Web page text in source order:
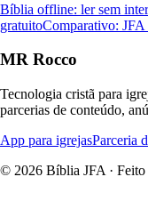
Bíblia offline: ler sem
gratuitoComparativo: JFA
MR Rocco
Tecnologia cristã para
parcerias de conteúdo,
App para igrejasParceria
© 2026 Bíblia JFA ·